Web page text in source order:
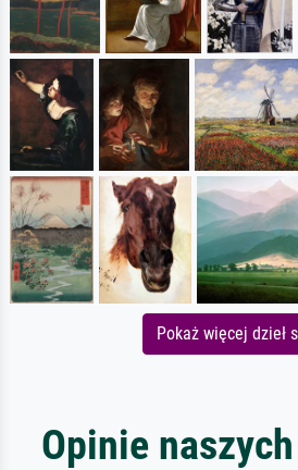
Pokaż więcej dzieł
Opinie